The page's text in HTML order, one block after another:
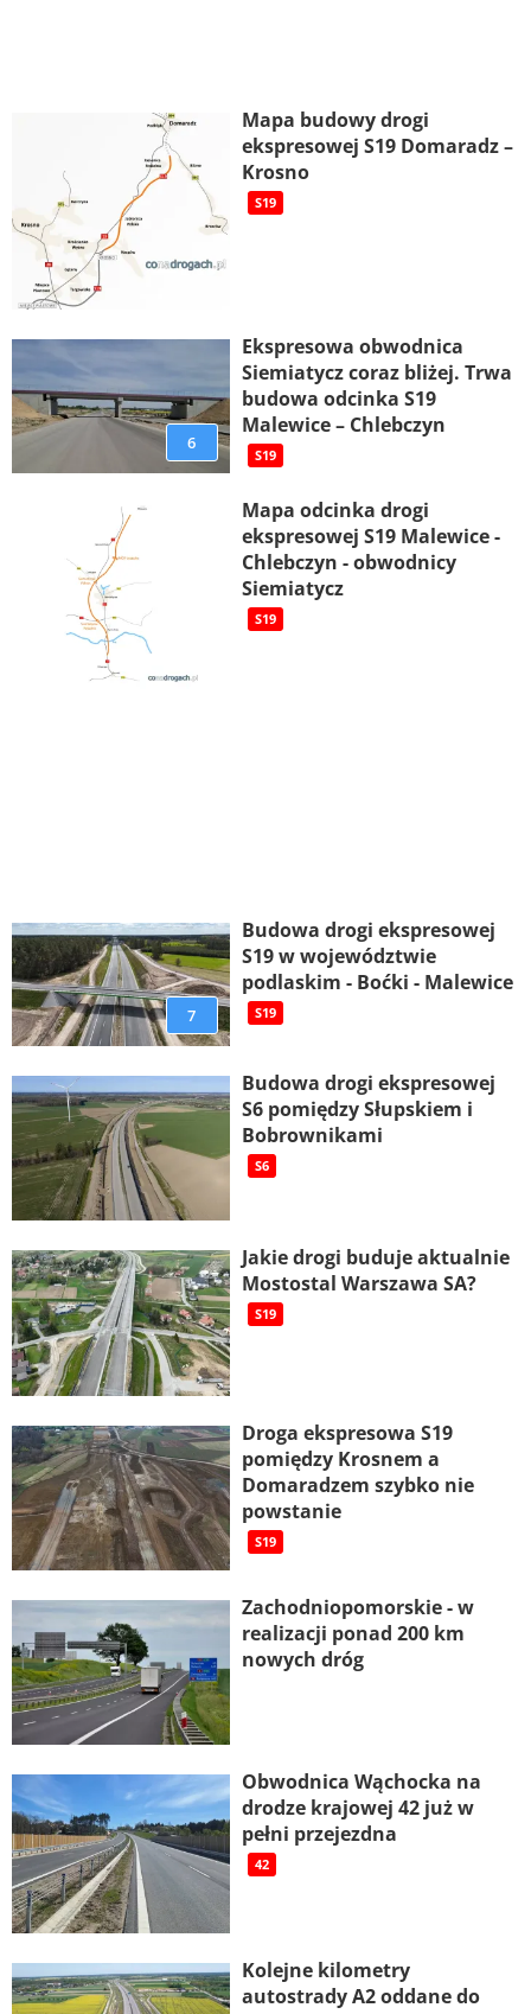
Mapa budowy drogi
ekspresowej S19 Domaradz –
Krosno
S19
6
Ekspresowa obwodnica
Siemiatycz coraz bliżej. Trwa
budowa odcinka S19
Malewice – Chlebczyn
S19
Mapa odcinka drogi
ekspresowej S19 Malewice -
Chlebczyn - obwodnicy
Siemiatycz
S19
7
Budowa drogi ekspresowej
S19 w województwie
podlaskim - Boćki - Malewice
S19
Budowa drogi ekspresowej
S6 pomiędzy Słupskiem i
Bobrownikami
S6
Jakie drogi buduje aktualnie
Mostostal Warszawa SA?
S19
Droga ekspresowa S19
pomiędzy Krosnem a
Domaradzem szybko nie
powstanie
S19
Zachodniopomorskie - w
realizacji ponad 200 km
nowych dróg
Obwodnica Wąchocka na
drodze krajowej 42 już w
pełni przejezdna
42
Kolejne kilometry
autostrady A2 oddane do